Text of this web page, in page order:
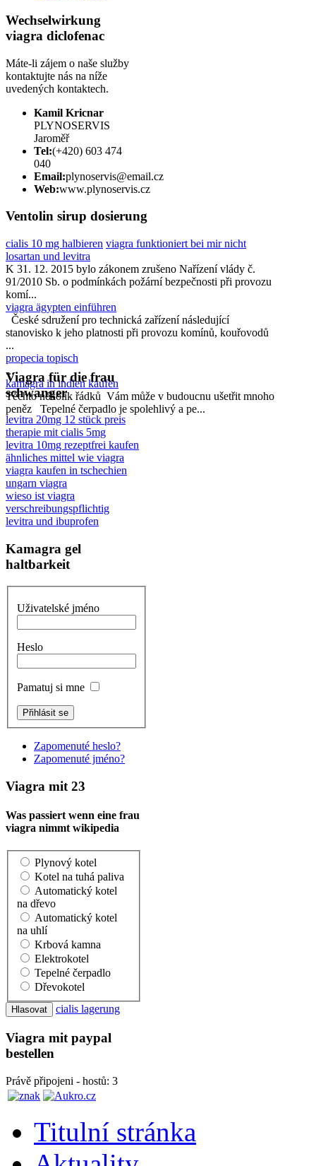
Wechselwirkung
viagra diclofenac
Máte-li zájem o naše služby
kontaktujte nás na níže
uvedených kontaktech.
Kamil Kricnar
PLYNOSERVIS
Jaroměř
Tel:(+420) 603 474
040
Email:plynoservis@email.cz
Web:www.plynoservis.cz
Ventolin sirup dosierung
cialis 10 mg halbieren viagra funktioniert bei mir nicht
losartan und levitra
K 31. 12. 2015 bylo zákonem zrušeno Nařízení vlády č.
91/2010 Sb. o podmínkách požární bezpečnosti při provozu
komí...
viagra ägypten einführen
České sdružení pro technická zařízení následující
stanovisko k jeho platnosti při provozu komínů, kouřovodů
...
propecia topisch
...
kamagra in indien kaufen
Těchto několik řádků Vám může v budoucnu ušetřit mnoho
peněz Tepelné čerpadlo je spolehlivý a pe...
Viagra für die frau
schwanger
levitra 20mg 12 stück preis
therapie mit cialis 5mg
levitra 10mg rezeptfrei kaufen
ähnliches mittel wie viagra
viagra kaufen in tschechien
ungarn viagra
wieso ist viagra
verschreibungspflichtig
levitra und ibuprofen
Kamagra gel
haltbarkeit
Uživatelské jméno
Heslo
Pamatuj si mne
Zapomenuté heslo?
Zapomenuté jméno?
Viagra mit 23
Was passiert wenn eine frau
viagra nimmt wikipedia
Plynový kotel
Kotel na tuhá paliva
Automatický kotel
na dřevo
Automatický kotel
na uhlí
Krbová kamna
Elektrokotel
Tepelné čerpadlo
Dřevokotel
cialis lagerung
Viagra mit paypal
bestellen
Právě připojeni - hostů: 3
Titulní stránka